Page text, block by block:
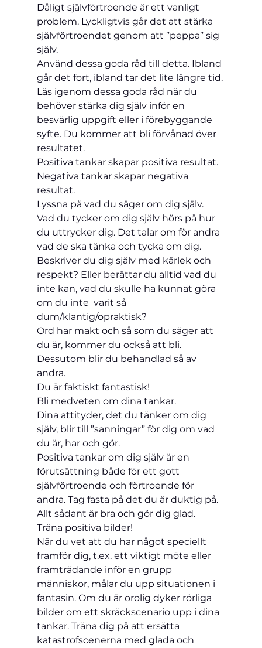
Dåligt självförtroende är ett vanligt
problem. Lyckligtvis går det att stärka
självförtroendet genom att ”peppa” sig
själv.
Använd dessa goda råd till detta. Ibland
går det fort, ibland tar det lite längre tid.
Läs igenom dessa goda råd när du
behöver stärka dig själv inför en
besvärlig uppgift eller i förebyggande
syfte. Du kommer att bli förvånad över
resultatet.
Positiva tankar skapar positiva resultat.
Negativa tankar skapar negativa
resultat.
Lyssna på vad du säger om dig själv.
Vad du tycker om dig själv hörs på hur
du uttrycker dig. Det talar om för andra
vad de ska tänka och tycka om dig.
Beskriver du dig själv med kärlek och
respekt? Eller berättar du alltid vad du
inte kan, vad du skulle ha kunnat göra
om du inte  varit så
dum/klantig/opraktisk?
Ord har makt och så som du säger att
du är, kommer du också att bli.
Dessutom blir du behandlad så av
andra.
Du är faktiskt fantastisk!
Bli medveten om dina tankar.
Dina attityder, det du tänker om dig
själv, blir till ”sanningar” för dig om vad
du är, har och gör.
Positiva tankar om dig själv är en
förutsättning både för ett gott
självförtroende och förtroende för
andra. Tag fasta på det du är duktig på.
Allt sådant är bra och gör dig glad.
Träna positiva bilder!
När du vet att du har något speciellt
framför dig, t.ex. ett viktigt möte eller
framträdande inför en grupp
människor, målar du upp situationen i
fantasin. Om du är orolig dyker rörliga
bilder om ett skräckscenario upp i dina
tankar. Träna dig på att ersätta
katastrofscenerna med glada och